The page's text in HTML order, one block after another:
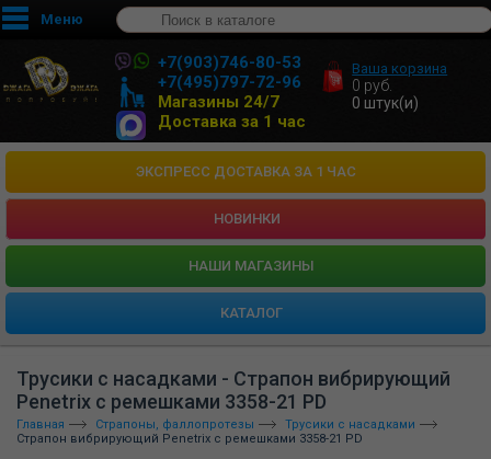
Меню
+7(903)746-80-53
+7(495)797-72-96
Магазины 24/7
Доставка за 1 час
Ваша корзина
0 руб.
0 штук(и)
ЭКСПРЕСС ДОСТАВКА ЗА 1 ЧАС
НОВИНКИ
HАШИ МАГАЗИНЫ
КАТАЛОГ
Трусики с насадками - Страпон вибрирующий
Penetrix с ремешками 3358-21 PD
Главная Страпоны, фаллопротезы
Трусики с насадками
Страпон вибрирующий Penetrix с ремешками 3358-21 PD